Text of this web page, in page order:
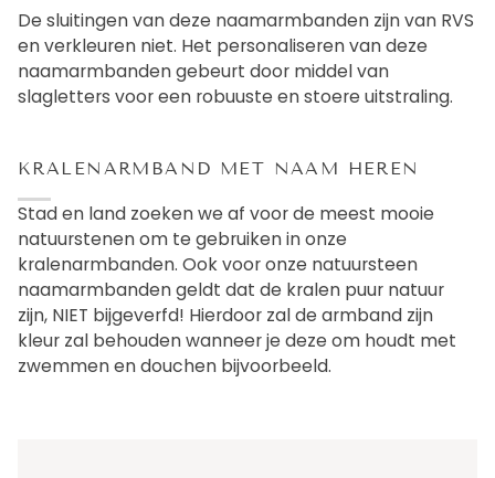
De sluitingen van deze naamarmbanden zijn van RVS
en verkleuren niet. Het personaliseren van deze
naamarmbanden gebeurt door middel van
slagletters voor een robuuste en stoere uitstraling.
KRALENARMBAND MET NAAM HEREN
Stad en land zoeken we af voor de meest mooie
natuurstenen om te gebruiken in onze
kralenarmbanden. Ook voor onze natuursteen
naamarmbanden geldt dat de kralen puur natuur
zijn, NIET bijgeverfd! Hierdoor zal de armband zijn
kleur zal behouden wanneer je deze om houdt met
zwemmen en douchen bijvoorbeeld.